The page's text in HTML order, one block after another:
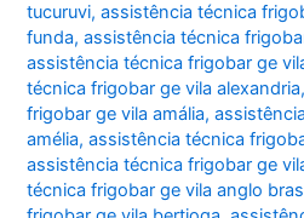
tucuruvi,assistência técnica
funda,assistência técnica
assistência técnica frigobar ge
técnica frigobar ge vila alexandria
frigobar ge vila amália,
amélia,assistência técnica
assistência técnica frigobar ge
técnica frigobar ge vila anglo